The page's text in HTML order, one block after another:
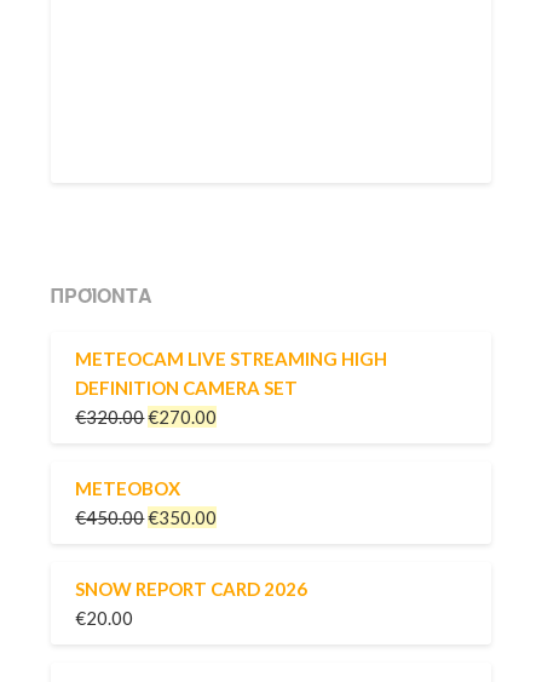
ΠΡΟΪΌΝΤΑ
METEOCAM LIVE STREAMING HIGH
DEFINITION CAMERA SET
€320.00€270.00
METEOBOX
€450.00€350.00
SNOW REPORT CARD 2026
€20.00